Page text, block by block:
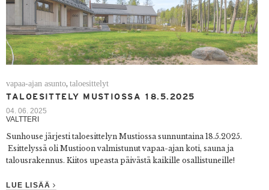
vapaa-ajan asunto,taloesittelyt
TALOESITTELY MUSTIOSSA 18.5.2025
04. 06. 2025
VALTTERI
Sunhouse järjesti taloesittelyn Mustiossa sunnuntaina 18.5.2025.
Esittelyssä oli Mustioon valmistunut vapaa-ajan koti, sauna ja
talousrakennus. Kiitos upeasta päivästä kaikille osallistuneille!
LUE LISÄÄ